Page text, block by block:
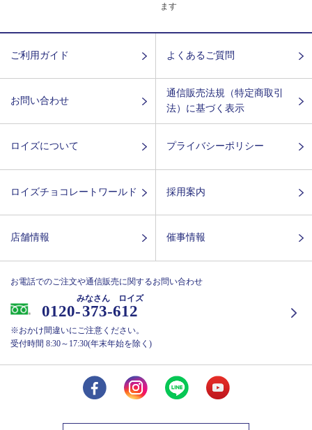
ます
ご利用ガイド よくあるご質問
お問い合わせ
通信販売法規（特定商取引
法）に基づく表示
ロイズについて プライバシーポリシー
ロイズチョコレートワールド 採用案内
店舗情報 催事情報
お電話でのご注文や通信販売に関するお問い合わせ
0120-373-612
みなさん ロイズ
※おかけ間違いにご注意ください。
受付時間 8:30～17:30(年末年始を除く)